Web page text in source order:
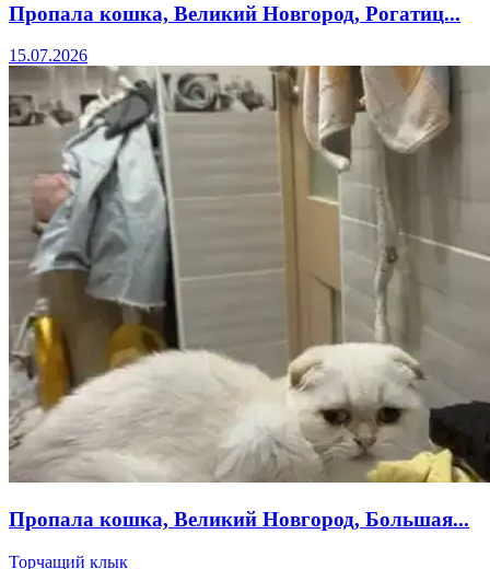
Пропала кошка, Великий Новгород, Рогатиц...
15.07.2026
Пропала кошка, Великий Новгород, Большая...
Торчащий клык